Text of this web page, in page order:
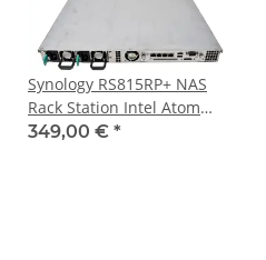
Synology RS815RP+ NAS
Rack Station Intel Atom
C2538 CPU 2GB DDR3 Rack
349,00 € *